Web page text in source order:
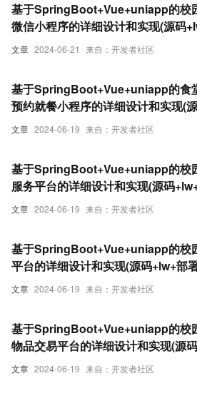
文章 2024-06-21 来自：开发者社区
基于SpringBoot+Vue+uniapp的校
微信小程序的详细设计和实现(源码
署文档+讲解等)
文章 2024-06-19 来自：开发者社区
基于SpringBoot+Vue+uniapp的食
预约就餐小程序的详细设计和实现(
+lw+部署文档+讲解等)
文章 2024-06-19 来自：开发者社区
基于SpringBoot+Vue+uniapp的校
服务平台的详细设计和实现(源码
文档+讲解等)
文章 2024-06-19 来自：开发者社区
基于SpringBoot+Vue+uniapp的校
平台的详细设计和实现(源码+lw+部
+讲解等)
文章 2024-06-19 来自：开发者社区
基于SpringBoot+Vue+uniapp的校
物品交易平台的详细设计和实现(源码
+lw+部署文档+讲解等)